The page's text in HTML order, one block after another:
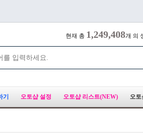
현재 총 1,249,408개 의
오토샵 설정 오토샵 리스트(NEW) 오